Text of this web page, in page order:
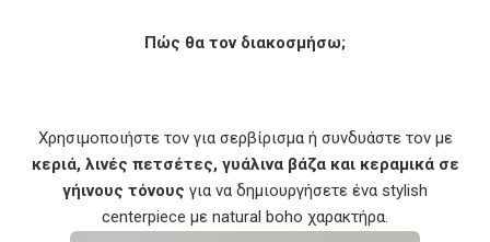
Πώς θα τον διακοσμήσω;
Χρησιμοποιήστε τον για σερβίρισμα ή συνδυάστε τον με
κεριά, λινές πετσέτες, γυάλινα βάζα και κεραμικά σε
γήινους τόνους για να δημιουργήσετε ένα stylish
centerpiece με natural boho χαρακτήρα.